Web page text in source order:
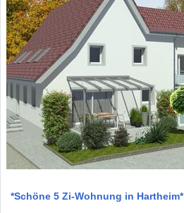
*Schöne 5 Zi-Wohnung in Hartheim*